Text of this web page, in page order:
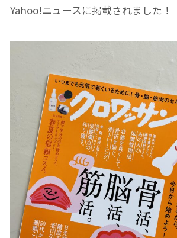
Yahoo!ニュースに掲載されました！